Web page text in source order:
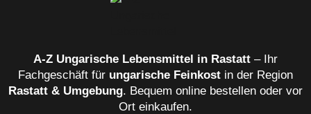
A‑Z Ungarische Lebensmittel in Rastatt – Ihr
Fachgeschäft für ungarische Feinkost in der Region
Rastatt & Umgebung. Bequem online bestellen oder vor
Ort einkaufen.